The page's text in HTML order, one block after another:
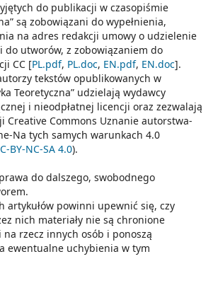
do publikacji w czasopiśmie
są zobowiązani do wypełnienia,
na adres redakcji umowy o udzielenie
do utworów, z zobowiązaniem do
CC [PL.pdf, PL.doc, EN.pdf, EN.doc].
tekstów opublikowanych w
Teoretyczna” udzielają wydawcy
i nieodpłatnej licencji oraz zezwalają
Creative Commons Uznanie autorstwa-
Na tych samych warunkach 4.0
BY-NC-SA 4.0).
do dalszego, swobodnego
artykułów powinni upewnić się, czy
nich materiały nie są chronione
rzecz innych osób i ponoszą
ewentualne uchybienia w tym